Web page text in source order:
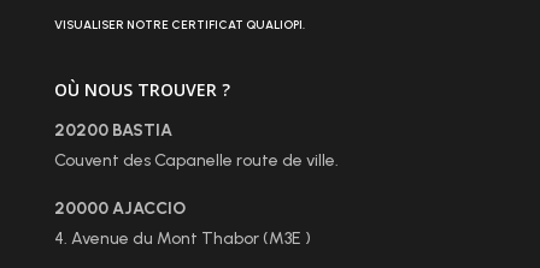
VISUALISER NOTRE CERTIFICAT QUALIOPI.
OÙ NOUS TROUVER ?
20200 BASTIA
Couvent des Capanelle route de ville.
20000 AJACCIO
4. Avenue du Mont Thabor (M3E )